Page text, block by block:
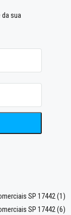
sua